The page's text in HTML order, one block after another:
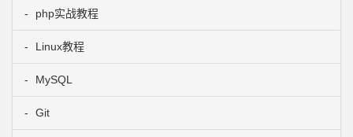
php实战教程
Linux教程
MySQL
Git